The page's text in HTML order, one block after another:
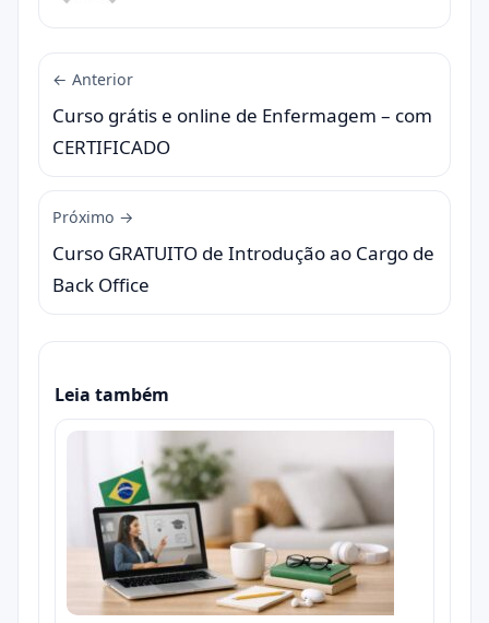
← Anterior
Curso grátis e online de Enfermagem – com
CERTIFICADO
Próximo →
Curso GRATUITO de Introdução ao Cargo de
Back Office
Leia também